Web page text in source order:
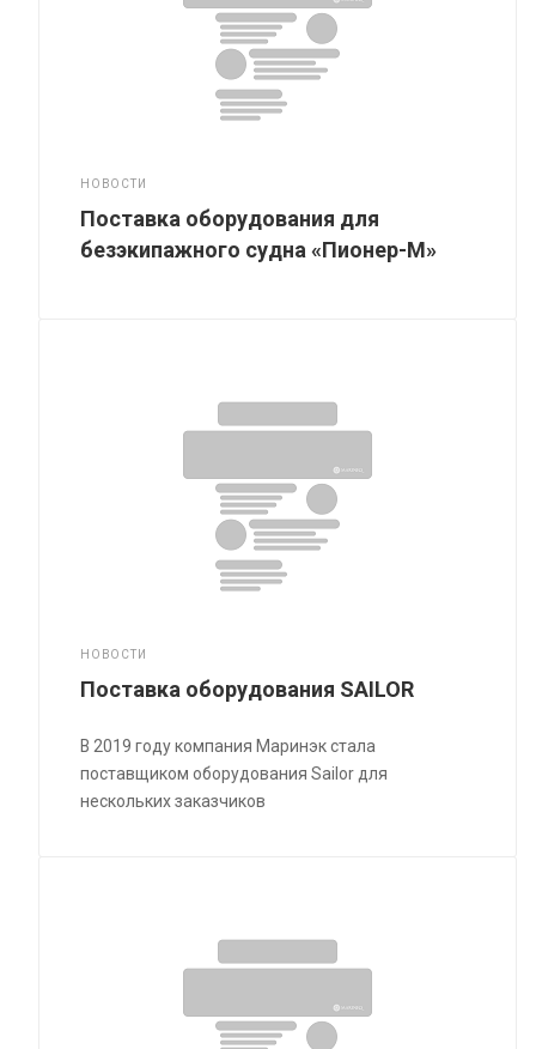
НОВОСТИ
Поставка оборудования для
безэкипажного судна «Пионер-М»
НОВОСТИ
Поставка оборудования SAILOR
В 2019 году компания Маринэк стала
поставщиком оборудования Sailor для
нескольких заказчиков